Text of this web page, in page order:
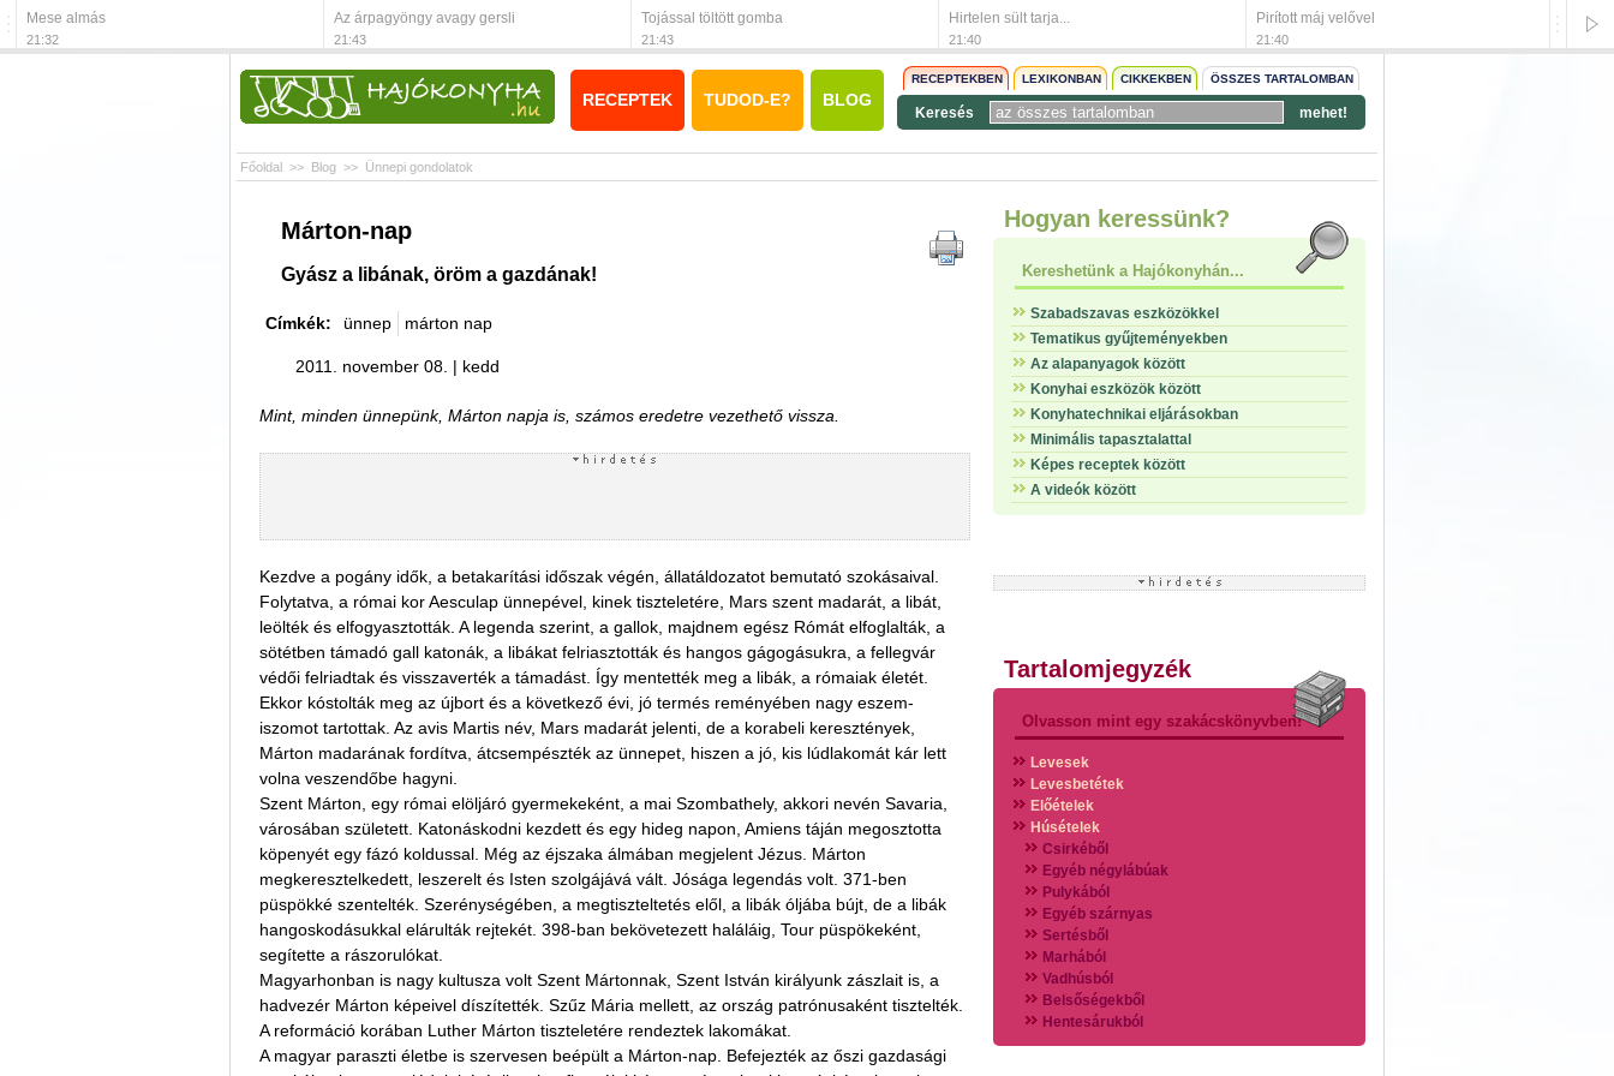
Mese almás
21:32
Az árpagyöngy avagy gersli
21:43
Tojással töltött gomba
21:43
Hirtelen sült tarja...
21:40
Pirított máj velővel
21:40
Édes
RECEPTEK TUDOD-E? BLOG
RECEPTEKBEN LEXIKONBAN CIKKEKBEN ÖSSZES TARTALOMBAN
Keresés mehet!
Főoldal >> Blog >> Ünnepi gondolatok
Márton-nap
Gyász a libának, öröm a gazdának!
Címkék: ünnep márton nap
2011. november 08. | kedd
Mint, minden ünnepünk, Márton napja is, számos eredetre vezethető vissza.
Kezdve a pogány idők, a betakarítási időszak végén, állatáldozatot bemutató szokásaival.
Folytatva, a római kor Aesculap ünnepével, kinek tiszteletére, Mars szent madarát, a libát,
leölték és elfogyasztották. A legenda szerint, a gallok, majdnem egész Rómát elfoglalták, a
sötétben támadó gall katonák, a libákat felriasztották és hangos gágogásukra, a fellegvár
védői felriadtak és visszaverték a támadást. Így mentették meg a libák, a rómaiak életét.
Ekkor kóstolták meg az újbort és a következő évi, jó termés reményében nagy eszem-
iszomot tartottak. Az avis Martis név, Mars madarát jelenti, de a korabeli keresztények,
Márton madarának fordítva, átcsempészték az ünnepet, hiszen a jó, kis lúdlakomát kár lett
volna veszendőbe hagyni.
Szent Márton, egy római elöljáró gyermekeként, a mai Szombathely, akkori nevén Savaria,
városában született. Katonáskodni kezdett és egy hideg napon, Amiens táján megosztotta
köpenyét egy fázó koldussal. Még az éjszaka álmában megjelent Jézus. Márton
megkeresztelkedett, leszerelt és Isten szolgájává vált. Jósága legendás volt. 371-ben
püspökké szentelték. Szerénységében, a megtiszteltetés elől, a libák óljába bújt, de a libák
hangoskodásukkal elárulták rejtekét. 398-ban bekövetezett haláláig, Tour püspökeként,
segítette a rászorulókat.
Magyarhonban is nagy kultusza volt Szent Mártonnak, Szent István királyunk zászlait is, a
hadvezér Márton képeivel díszítették. Szűz Mária mellett, az ország patrónusaként tisztelték.
A reformáció korában Luther Márton tiszteletére rendeztek lakomákat.
A magyar paraszti életbe is szervesen beépült a Márton-nap. Befejezték az őszi gazdasági
Hogyan keressünk?
Kereshetünk a Hajókonyhán...
Szabadszavas eszközökkel
Tematikus gyűjteményekben
Az alapanyagok között
Konyhai eszközök között
Konyhatechnikai eljárásokban
Minimális tapasztalattal
Képes receptek között
A videók között
Tartalomjegyzék
Olvasson mint egy szakácskönyvben!
Levesek
Levesbetétek
Előételek
Húsételek
Csirkéből
Egyéb négylábúak
Pulykából
Egyéb szárnyas
Sertésből
Marhából
Vadhúsból
Belsőségekből
Hentesárukból
Vadszárnyasokból